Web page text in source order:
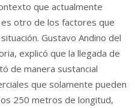
que actualmente
otro de los factores que
Gustavo Andino del
explicó que la llegada de
de manera sustancial
que solamente pueden
250 metros de longitud,